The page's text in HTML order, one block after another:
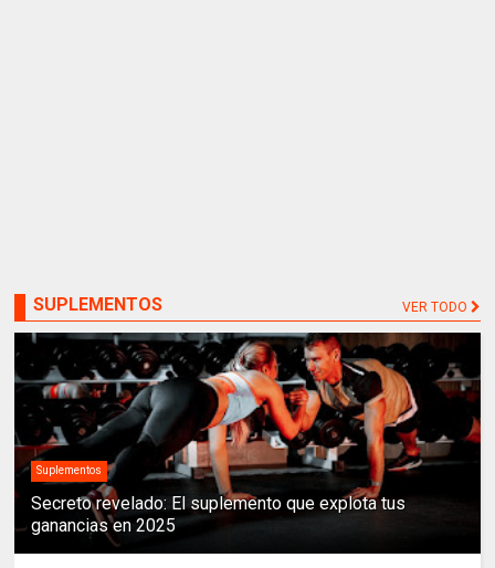
SUPLEMENTOS VER TODO
Suplementos
Secreto revelado: El suplemento que explota tus
ganancias en 2025